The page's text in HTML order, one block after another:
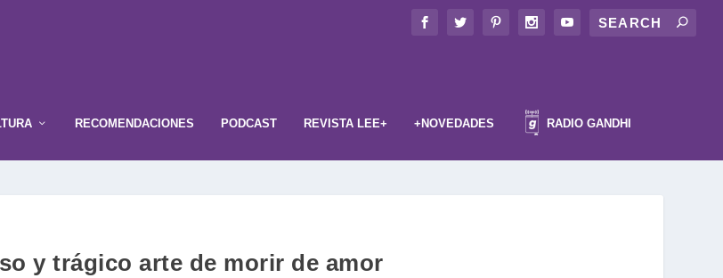
RECOMENDACIONES PODCAST REVISTA LEE+ +NOVEDADES RADIO GANDHI
y trágico arte de morir de amor